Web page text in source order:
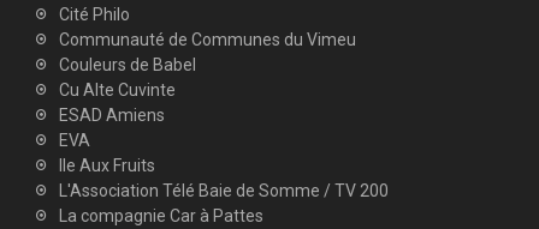
Cité Philo
Communauté de Communes du Vimeu
Couleurs de Babel
Cu Alte Cuvinte
ESAD Amiens
EVA
Ile Aux Fruits
L'Association Télé Baie de Somme / TV 200
La compagnie Car à Pattes